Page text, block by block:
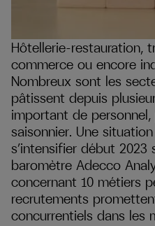
Hôtellerie-restauration,
commerce ou encore
Nombreux sont les
pâtissent depuis
important de
saisonnier. Une
s’intensifier début 2023
baromètre Adecco
concernant 10 métiers
recrutements
concurrentiels dans les